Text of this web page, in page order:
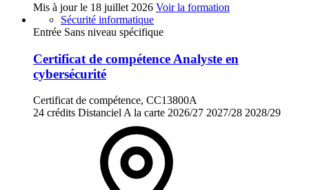
Mis à jour le 18 juillet 2026 Voir la formation
Sécurité informatique
Entrée Sans niveau spécifique
Certificat de compétence Analyste en
cybersécurité
Certificat de compétence, CC13800A
24 crédits Distanciel A la carte 2026/27 2027/28 2028/29